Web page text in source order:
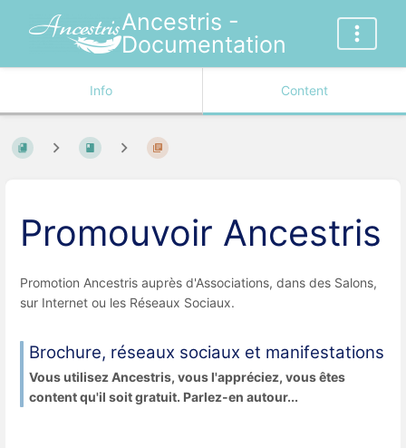
Ancestris -
Documentation
Info Content
Promouvoir Ancestris
Promotion Ancestris auprès d'Associations, dans des Salons,
sur Internet ou les Réseaux Sociaux.
Brochure, réseaux sociaux et manifestations
Vous utilisez Ancestris, vous l'appréciez, vous êtes
content qu'il soit gratuit. Parlez-en autour...